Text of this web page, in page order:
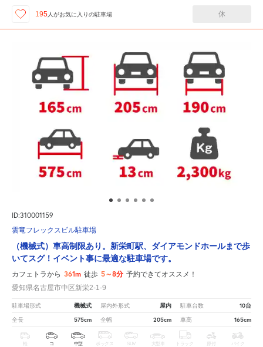
195人がお気に入りの駐車場 休
ID:310001159
雲竜フレックスビル駐車場
（機械式）車高制限あり。新栄町駅、ダイアモンドホールまで歩
いてスグ！イベント事に最適な駐車場です。
カフェトラから 361m 徒歩 5～8分 予約できてオススメ！
愛知県名古屋市中区新栄2-1-9
駐車場形式 機械式 屋内外形式 屋内 駐車台数 10台
全長 575cm 全幅 205cm 車高 165cm
軽 コ 中型 ボックス SUV 大型車 トラック 原付 バイク